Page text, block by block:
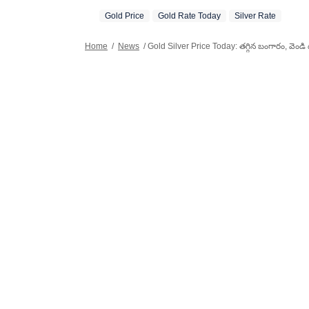
సార్వత్రిక
నుంచి..
Gold Price Gold Rate Today Silver Rate
Home / News / Gold Silver Price Today: తగ్గిన బంగారం,